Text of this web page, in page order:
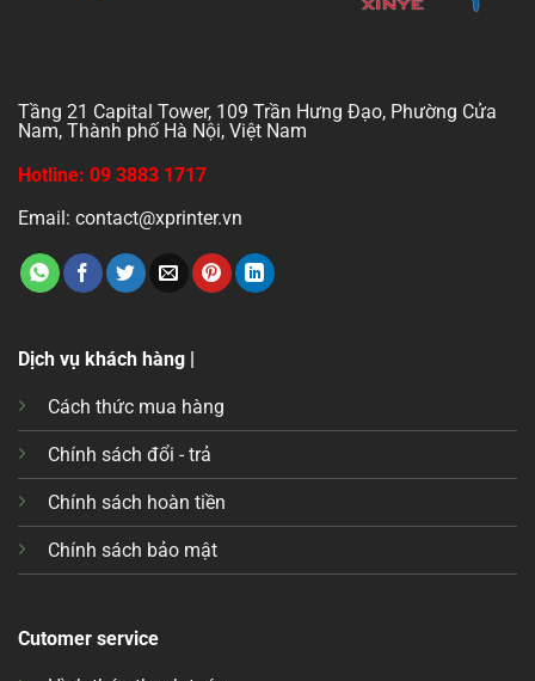
Tầng 21 Capital Tower, 109 Trần Hưng Đạo, Phường Cửa
Nam, Thành phố Hà Nội, Việt Nam
Hotline: 09 3883 1717
Email: contact@xprinter.vn
Dịch vụ khách hàng |
Cách thức mua hàng
Chính sách đổi - trả
Chính sách hoàn tiền
Chính sách bảo mật
Cutomer service